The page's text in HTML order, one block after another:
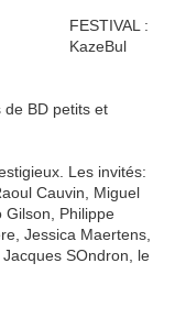
FESTIVAL :
KazeBul
de BD petits et
Les invités:
Cauvin, Miguel
Gilson, Philippe
Jessica Maertens,
SOndron, le